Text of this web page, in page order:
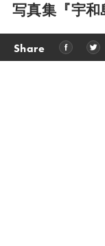
写真集 『宇和
Share